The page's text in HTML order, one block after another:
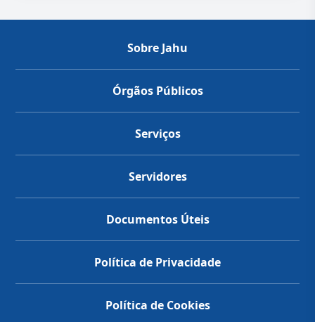
Sobre Jahu
Órgãos Públicos
Serviços
Servidores
Documentos Úteis
Política de Privacidade
Política de Cookies